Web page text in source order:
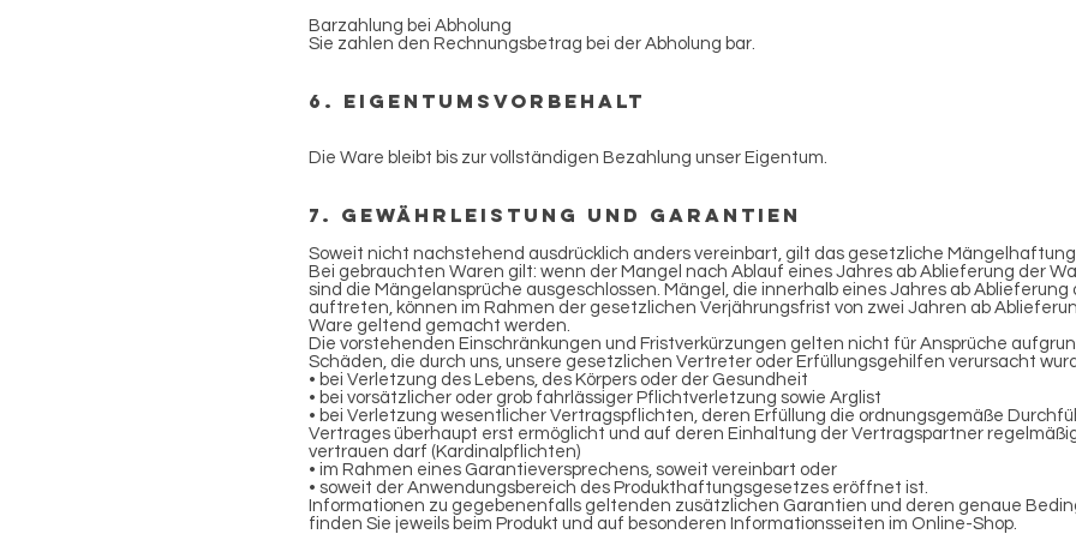
Barzahlung bei Abholung
Sie zahlen den Rechnungsbetrag bei der Abholung bar.
6. Eigentumsvorbehalt
Die Ware bleibt bis zur vollständigen Bezahlung unser Eigentum.
7. Gewährleistung und Garantien
Soweit nicht nachstehend ausdrücklich anders vereinbart, gilt das gesetzliche
Bei gebrauchten Waren gilt: wenn der Mangel nach Ablauf eines Jahres ab Ablieferung der
sind die Mängelansprüche ausgeschlossen. Mängel, die innerhalb eines Jahres ab Ablieferung
auftreten, können im Rahmen der gesetzlichen Verjährungsfrist von zwei Jahren ab
Ware geltend gemacht werden.
Die vorstehenden Einschränkungen und Fristverkürzungen gelten nicht für Ansprüche
Schäden, die durch uns, unsere gesetzlichen Vertreter oder Erfüllungsgehilfen verursacht
• bei Verletzung des Lebens, des Körpers oder der Gesundheit
• bei vorsätzlicher oder grob fahrlässiger Pflichtverletzung sowie Arglist
• bei Verletzung wesentlicher Vertragspflichten, deren Erfüllung die ordnungsgemäße
Vertrages überhaupt erst ermöglicht und auf deren Einhaltung der Vertragspartner
vertrauen darf (Kardinalpflichten)
• im Rahmen eines Garantieversprechens, soweit vereinbart oder
• soweit der Anwendungsbereich des Produkthaftungsgesetzes eröffnet ist.
Informationen zu gegebenenfalls geltenden zusätzlichen Garantien und deren genaue
finden Sie jeweils beim Produkt und auf besonderen Informationsseiten im Online-Shop.